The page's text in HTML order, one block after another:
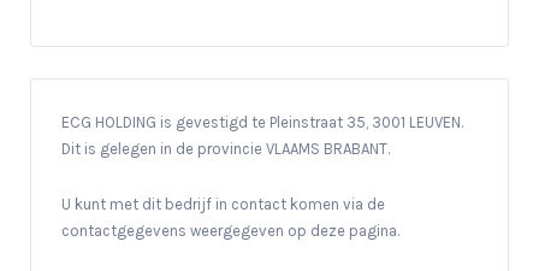
ECG HOLDING is gevestigd te Pleinstraat 35, 3001 LEUVEN.
Dit is gelegen in de provincie VLAAMS BRABANT.
U kunt met dit bedrijf in contact komen via de
contactgegevens weergegeven op deze pagina.